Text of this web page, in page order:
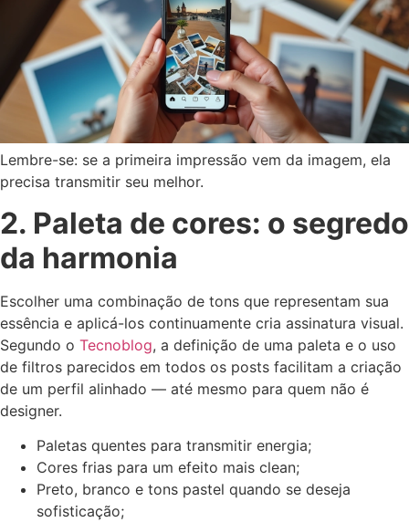
Lembre-se: se a primeira impressão vem da imagem, ela
precisa transmitir seu melhor.
2. Paleta de cores: o segredo
da harmonia
Escolher uma combinação de tons que representam sua
essência e aplicá-los continuamente cria assinatura visual.
Segundo o Tecnoblog, a definição de uma paleta e o uso
de filtros parecidos em todos os posts facilitam a criação
de um perfil alinhado — até mesmo para quem não é
designer.
Paletas quentes para transmitir energia;
Cores frias para um efeito mais clean;
Preto, branco e tons pastel quando se deseja
sofisticação;